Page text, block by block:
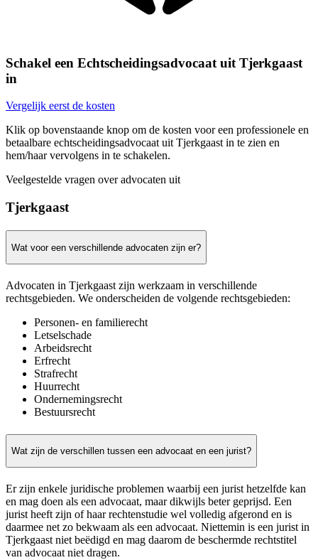
Schakel een Echtscheidingsadvocaat uit Tjerkgaast
in
Vergelijk eerst de kosten
Klik op bovenstaande knop om de kosten voor een professionele en
betaalbare echtscheidingsadvocaat uit Tjerkgaast in te zien en
hem/haar vervolgens in te schakelen.
Veelgestelde vragen over advocaten uit
Tjerkgaast
Wat voor een verschillende advocaten zijn er?
Advocaten in Tjerkgaast zijn werkzaam in verschillende
rechtsgebieden. We onderscheiden de volgende rechtsgebieden:
Personen- en familierecht
Letselschade
Arbeidsrecht
Erfrecht
Strafrecht
Huurrecht
Ondernemingsrecht
Bestuursrecht
Wat zijn de verschillen tussen een advocaat en een jurist?
Er zijn enkele juridische problemen waarbij een jurist hetzelfde kan
en mag doen als een advocaat, maar dikwijls beter geprijsd. Een
jurist heeft zijn of haar rechtenstudie wel volledig afgerond en is
daarmee net zo bekwaam als een advocaat. Niettemin is een jurist in
Tjerkgaast niet beëdigd en mag daarom de beschermde rechtstitel
van advocaat niet dragen.